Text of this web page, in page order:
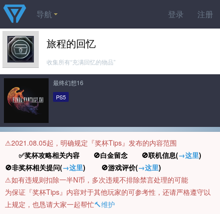
登录 注册
导航
旅程的回忆
收集所有“充满回忆的物品”
最终幻想16
PS5
⚠️2021.08.05起，明确规定『奖杯Tips』发布的内容范围
✅奖杯攻略相关内容 🚫白金留念 🚫联机信息(→这里)
🚫非奖杯相关提问(→这里) 🚫游戏评价(→这里)
⚠️如有违规则扣除一半N币，多次违规不排除禁言处理的可能
为保证『奖杯Tips』内容对于其他玩家的可参考性，还请严格遵守以
上规定，也恳请大家一起帮忙🔨维护